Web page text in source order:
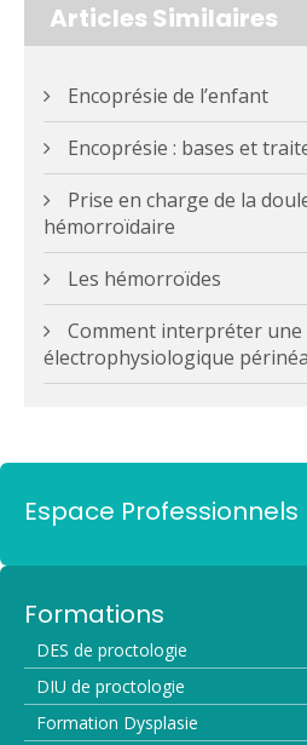
Articles Similaires
Encoprésie de l’enfant
Encoprésie : bases et
Prise en charge de la
hémorroïdaire
Les hémorroïdes
Comment interpréter
électrophysiologique
Espace Professionnels
Formations
DES de proctologie
DIU de proctologie
Formation Dysplasie